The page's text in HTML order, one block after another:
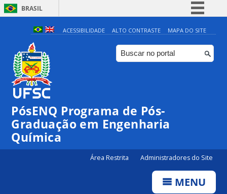
BRASIL
Simplifique!
Comunica BR
Participe
Canais
ACESSIBILIDADE ALTO CONTRASTE MAPA DO SITE
PósENQ Programa de Pós-
Graduação em Engenharia
Química
Área Restrita Administradores do Site
MENU